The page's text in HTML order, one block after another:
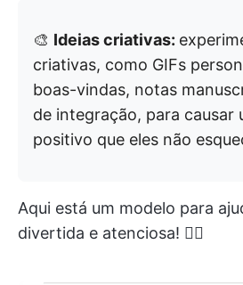
🎨 Ideias criativas:
criativas, como GIFs
boas-vindas, notas
de integração, para causar
positivo que eles não
Aqui está um modelo para
divertida e atenciosa! 👇🏼